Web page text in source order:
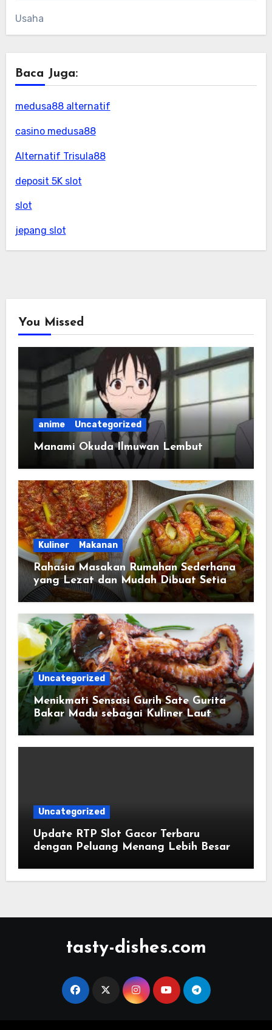
Usaha
Baca Juga:
medusa88 alternatif
casino medusa88
Alternatif Trisula88
deposit 5K slot
slot
jepang slot
You Missed
anime Uncategorized
Manami Okuda Ilmuwan Lembut
Kuliner Makanan
Rahasia Masakan Rumahan Sederhana
yang Lezat dan Mudah Dibuat Setiap
Hari
Uncategorized
Menikmati Sensasi Gurih Sate Gurita
Bakar Madu sebagai Kuliner Laut
yang Semakin Digemari Pecinta
Uncategorized
Update RTP Slot Gacor Terbaru
dengan Peluang Menang Lebih Besar
tasty-dishes.com